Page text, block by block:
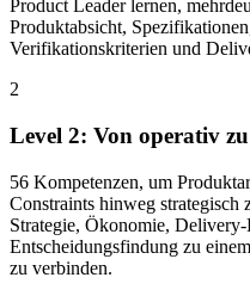
Product Leader lernen,
Produktabsicht,
Verifikationskriterien und
2
Level 2: Von operativ
56 Kompetenzen, um
Constraints hinweg strategisch
Strategie, Ökonomie,
Entscheidungsfindung zu
zu verbinden.